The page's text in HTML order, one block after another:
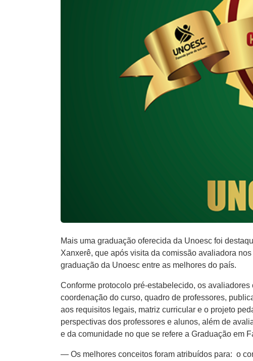
Mais uma graduação oferecida da Unoesc foi
Xanxerê, que após visita da comissão avaliadora
graduação da Unoesc entre as melhores do país.
Conforme protocolo pré-estabelecido, os
coordenação do curso, quadro de professores,
aos requisitos legais, matriz curricular e o projeto
perspectivas dos professores e alunos, além de
e da comunidade no que se refere a Graduação em
— Os melhores conceitos foram atribuídos para: o